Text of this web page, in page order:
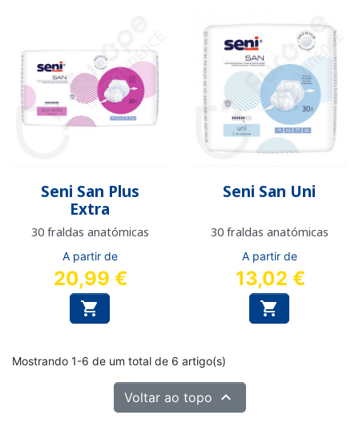
Seni San Plus
Extra
30 fraldas anatómicas
A partir de
20,99 €

Seni San Uni
30 fraldas anatómicas
A partir de
13,02 €

Mostrando 1-6 de um total de 6 artigo(s)
Voltar ao topo 